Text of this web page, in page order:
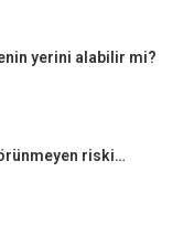
mı geçiriyor?
yerini alabilir mi?
riski…